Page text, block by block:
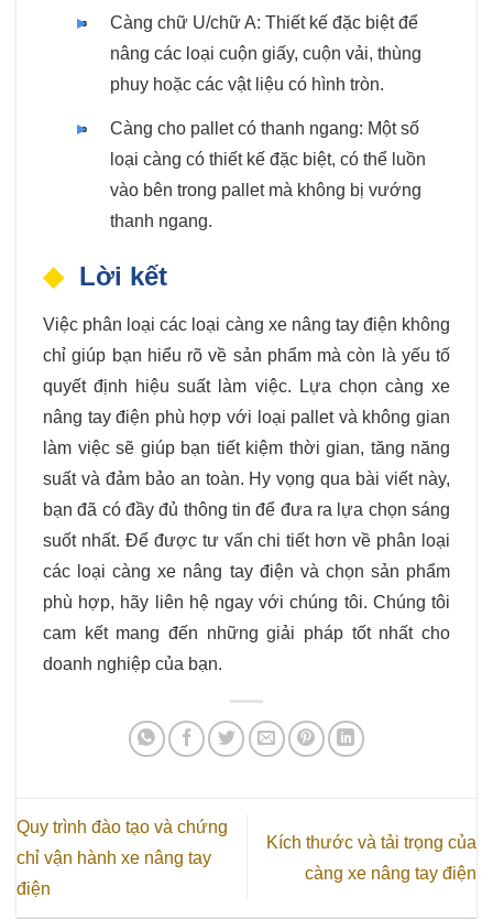
Càng chữ U/chữ A: Thiết kế đặc biệt để
nâng các loại cuộn giấy, cuộn vải, thùng
phuy hoặc các vật liệu có hình tròn.
Càng cho pallet có thanh ngang: Một số
loại càng có thiết kế đặc biệt, có thể luồn
vào bên trong pallet mà không bị vướng
thanh ngang.
Lời kết
Việc phân loại các loại càng xe nâng tay điện không
chỉ giúp bạn hiểu rõ về sản phẩm mà còn là yếu tố
quyết định hiệu suất làm việc. Lựa chọn càng xe
nâng tay điện phù hợp với loại pallet và không gian
làm việc sẽ giúp bạn tiết kiệm thời gian, tăng năng
suất và đảm bảo an toàn. Hy vọng qua bài viết này,
bạn đã có đầy đủ thông tin để đưa ra lựa chọn sáng
suốt nhất. Để được tư vấn chi tiết hơn về phân loại
các loại càng xe nâng tay điện và chọn sản phẩm
phù hợp, hãy liên hệ ngay với chúng tôi. Chúng tôi
cam kết mang đến những giải pháp tốt nhất cho
doanh nghiệp của bạn.
Quy trình đào tạo và chứng
chỉ vận hành xe nâng tay
điện
Kích thước và tải trọng của
càng xe nâng tay điện